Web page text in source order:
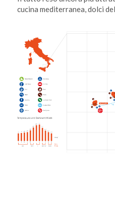
cucina mediterranea, dolci